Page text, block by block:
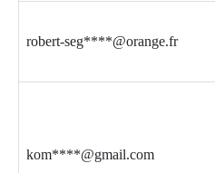
robert-seg****@orange.fr
kom****@gmail.com